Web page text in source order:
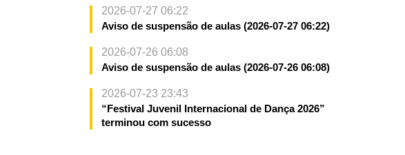
2026-07-27 06:22
Aviso de suspensão de aulas (2026-07-27 06:22)
2026-07-26 06:08
Aviso de suspensão de aulas (2026-07-26 06:08)
2026-07-23 23:43
“Festival Juvenil Internacional de Dança 2026”
terminou com sucesso